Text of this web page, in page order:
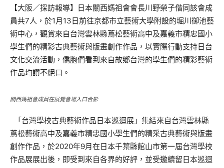
【大阪／採訪報導】日本關西媽祖會會長川野榮子偕同該會成
員共7人，於1月13日前往京都市立藝術大學附設的堀川御池藝
術中心，觀賞來自台灣雲林縣蔦松藝術高中及嘉義市精忠國小
學生們的精彩古典藝術與版畫創作作品，以實際行動支持日台
文化交流活動，僑胞們看到來自故鄉台灣的學生們的精彩藝術
作品均讚不絕口。
關西媽祖會成員在展覽會場入口合影
「台灣學校古典藝術作品日本巡迴展」集結來自台灣雲林縣
蔦松藝術高中及嘉義市精忠國小學生們的精采古典藝術與版畫
創作作品，於2020年9月在日本千葉縣館山市第一屆台灣學校
作品展展出後，即受到來自各界的好評，並受邀續留日本巡迴